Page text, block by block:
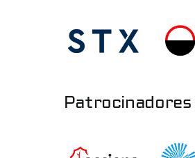
Patrocinadores